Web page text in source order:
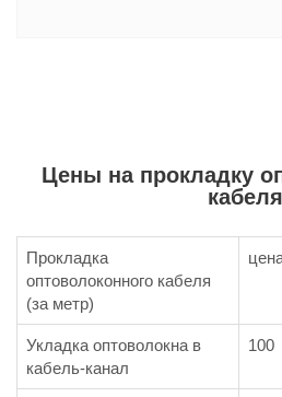
Цены на прокладку
кабеля
Прокладка
оптоволоконного кабеля
(за метр)
Укладка оптоволокна в
кабель-канал
100